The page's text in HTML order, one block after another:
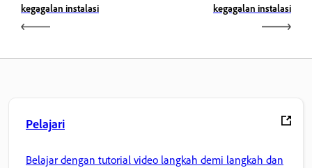
kegagalan instalasi
kegagalan instalasi
Pelajari
Belajar dengan tutorial video langkah demi langkah dan